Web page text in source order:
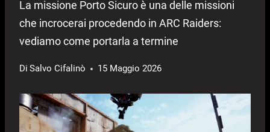
La missione Porto Sicuro è una delle missioni
che incrocerai procedendo in ARC Raiders:
vediamo come portarla a termine
Di Salvo Cifalinò 15 Maggio 2026